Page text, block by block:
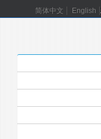
简体中文 English